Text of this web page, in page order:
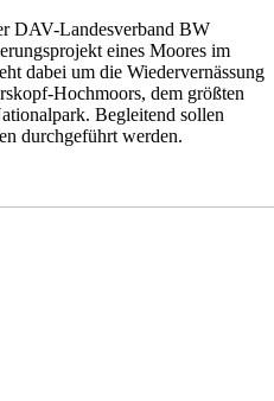
DAV-Landesverband BW
eines Moores im
dabei um die Wiedervernässung
Hochmoors, dem größten
Begleitend sollen
durchgeführt werden.